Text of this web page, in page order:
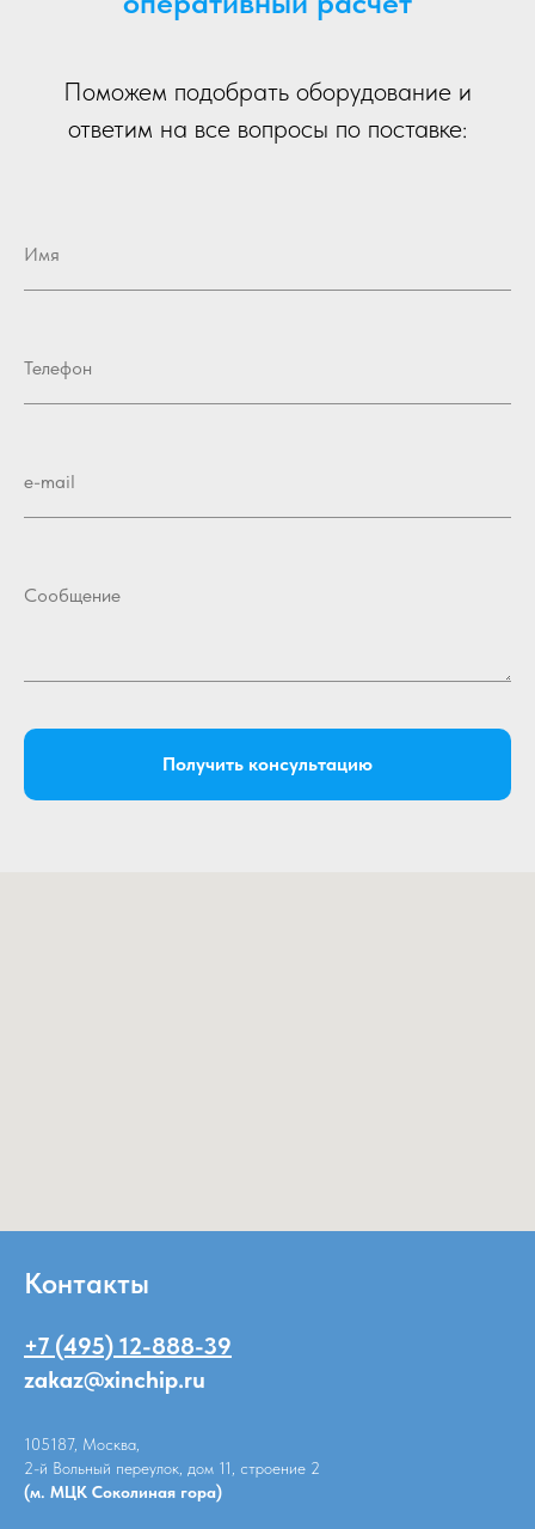
Поможем подобрать оборудование и
ответим на все вопросы по поставке:
Имя
Телефон
e-mail
Сообщение
Получить консультацию
Контакты
+7 (495) 12-888-39
zakaz@xinchip.ru
105187, Москва,
2-й Вольный переулок, дом 11, строение 2
(м. МЦК Соколиная гора)